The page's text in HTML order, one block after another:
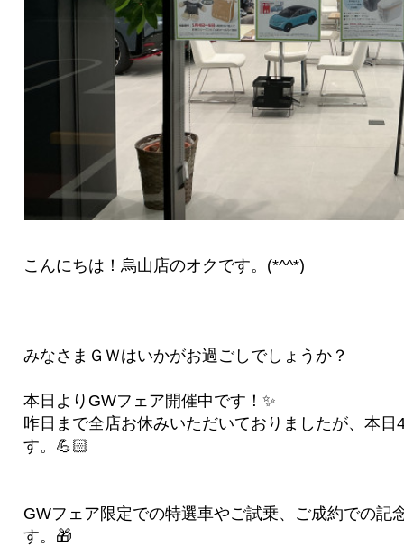
こんにちは！烏山店のオクです。(*^^*)
みなさまＧＷはいかがお過ごしでしょうか？
本日よりGWフェア開催中です！✨
昨日まで全店お休みいただいておりましたが、本
す。💪🏻
GWフェア限定での特選車やご試乗、ご成約での記
す。🎁